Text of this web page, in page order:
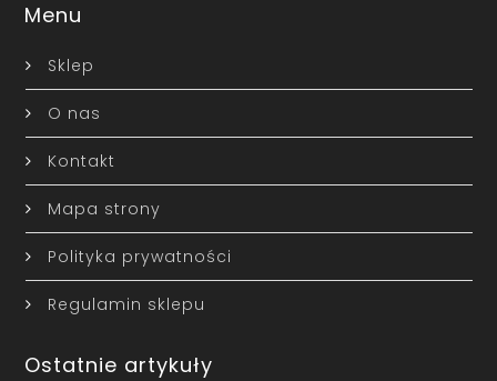
Menu
Sklep
O nas
Kontakt
Mapa strony
Polityka prywatności
Regulamin sklepu
Ostatnie artykuły